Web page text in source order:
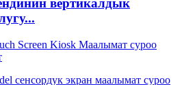
вертикалдык